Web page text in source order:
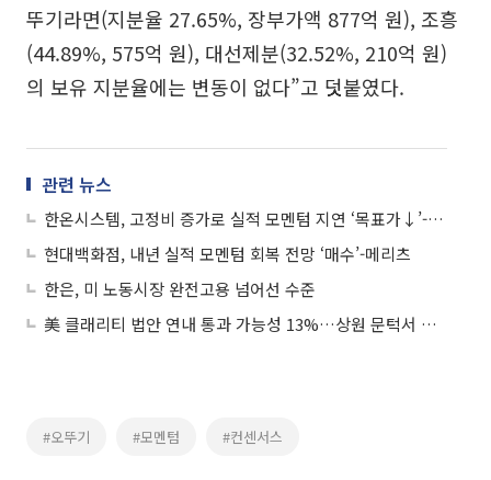
뚜기라면(지분율 27.65%, 장부가액 877억 원), 조흥
(44.89%, 575억 원), 대선제분(32.52%, 210억 원)
의 보유 지분율에는 변동이 없다”고 덧붙였다.
관련 뉴스
한온시스템, 고정비 증가로 실적 모멘텀 지연 ‘목표가↓’-삼성증권
현대백화점, 내년 실적 모멘텀 회복 전망 ‘매수’-메리츠
한은, 미 노동시장 완전고용 넘어선 수준
美 클래리티 법안 연내 통과 가능성 13%…상원 문턱서 제동
#오뚜기 #모멘텀 #컨센서스